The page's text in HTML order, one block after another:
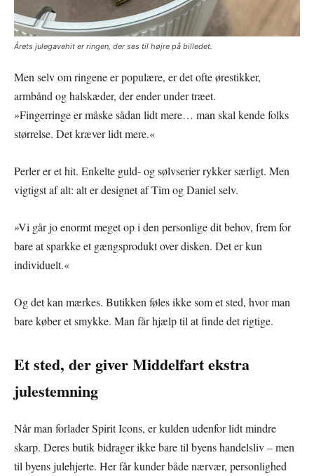
Årets julegavehit er ringen, der ses til højre på billedet.
Men selv om ringene er populære, er det ofte ørestikker,
armbånd og halskæder, der ender under træet.
»Fingerringe er måske sådan lidt mere… man skal kende folks
størrelse. Det kræver lidt mere.«
Perler er et hit. Enkelte guld- og sølvserier rykker særligt. Men
vigtigst af alt: alt er designet af Tim og Daniel selv.
»Vi går jo enormt meget op i den personlige dit behov, frem for
bare at sparkke et gængsprodukt over disken. Det er kun
individuelt.«
Og det kan mærkes. Butikken føles ikke som et sted, hvor man
bare køber et smykke. Man får hjælp til at finde det rigtige.
Et sted, der giver Middelfart ekstra
julestemning
Når man forlader Spirit Icons, er kulden udenfor lidt mindre
skarp. Deres butik bidrager ikke bare til byens handelsliv – men
til byens julehjerte. Her får kunder både nærvær, personlighed